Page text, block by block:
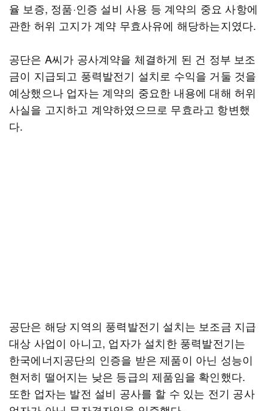
율 보증, 정품·인증 설비 사용 등 계약의 중요 사항에
관한 허위 고지가 계약 무효사유에 해당하는지였다.
공단은 A씨가 공사계약을 체결하게 된 건 정부 보조
금이 지급되고 풍력발전기 설치로 수익을 거둘 것을
예상했으나 업자는 계약의 중요한 내용에 대해 허위
사실을 고지하고 계약하였으므로 무효라고 항변했
다.
공단은 해당 지역의 풍력발전기 설치는 보조금 지급
대상 사업이 아니고, 업자가 설치한 풍력발전기는
한국에너지공단의 인증을 받은 제품이 아닌 성능이
현저히 떨어지는 낮은 등급의 제품임을 확인했다.
또한 업자는 발전 설비 공사를 할 수 있는 전기 공사